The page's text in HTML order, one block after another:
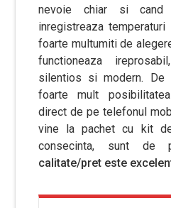
nevoie chiar si cand
inregistreaza
foarte multumiti de
functioneaza
silentios si modern. De
foarte mult
direct de pe telefonul
vine la pachet cu kit
consecinta, sunt de
calitate/pret este